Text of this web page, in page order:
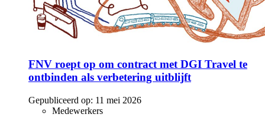
FNV roept op om contract met DGI Travel te
ontbinden als verbetering uitblijft
Gepubliceerd op: 11 mei 2026
Medewerkers